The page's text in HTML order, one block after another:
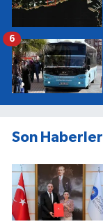
6
Son Haberler